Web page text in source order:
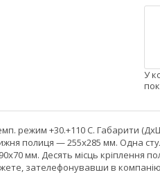
У
режим +30.+110 С. Габарити
полиця — 255х285 мм. Одна
мм. Десять місць кріплення
зателефонувавши в